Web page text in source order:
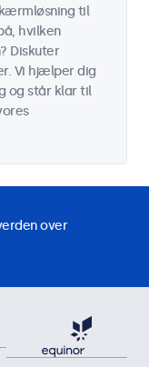
til
hvilken
Diskuter
Vi hjælper dig
og står klar til
over